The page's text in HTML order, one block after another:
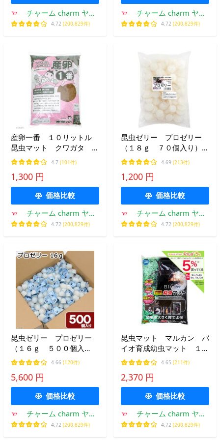
チャーム charm ヤフ
ー店
4.72 (200,829件)
チャーム charm ヤフ
ー店
4.72 (200,829件)
産卵一番 １０リットル
昆虫マット クワガタ 産
卵用 産卵１番
4.7 (101件)
1,300 円
価格比較
チャーム charm ヤフ
ー店
4.72 (200,829件)
昆虫ゼリー プロゼリー
（１８ｇ ７０個入り）カ
ブトムシ・クワガタ用 高
タンパク！硬め仕上げ！ブ
リードに最適！ お一人様
１５点限り
4.69 (213件)
1,200 円
価格比較
チャーム charm ヤフ
ー店
4.72 (200,829件)
昆虫ゼリー プロゼリー
（１６ｇ ５００個入
り） カブトムシ・クワガ
タ用 高タンパク！硬め仕
上げ！ブリードに最適！
4.66 (120件)
5,600 円
価格比較
チャーム charm ヤフ
ー店
4.72 (200,829件)
昆虫マット マルカン バ
イオ育成幼虫マット １０
Ｌ×５袋 カブトムシ 幼
虫 エサ お一人様１点限
り
4.65 (211件)
2,370 円
価格比較
チャーム charm ヤフ
ー店
4.72 (200,829件)